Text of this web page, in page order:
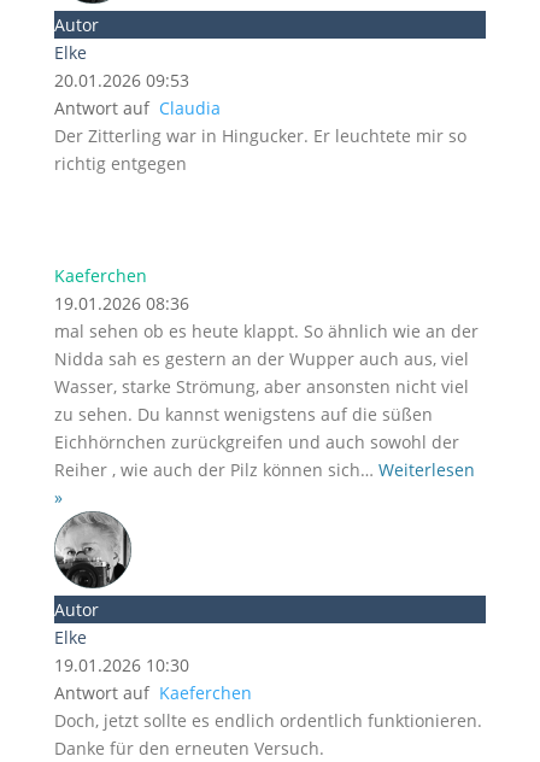
Autor
Elke
20.01.2026 09:53
Antwort auf Claudia
Der Zitterling war in Hingucker. Er leuchtete mir so
richtig entgegen
Kaeferchen
19.01.2026 08:36
mal sehen ob es heute klappt. So ähnlich wie an der
Nidda sah es gestern an der Wupper auch aus, viel
Wasser, starke Strömung, aber ansonsten nicht viel
zu sehen. Du kannst wenigstens auf die süßen
Eichhörnchen zurückgreifen und auch sowohl der
Reiher , wie auch der Pilz können sich… Weiterlesen
»
Autor
Elke
19.01.2026 10:30
Antwort auf Kaeferchen
Doch, jetzt sollte es endlich ordentlich funktionieren.
Danke für den erneuten Versuch.